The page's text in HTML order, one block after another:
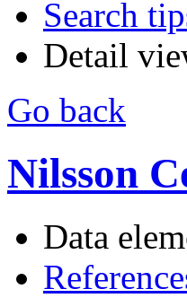
Search
Detail
Go back
Nilsson
Data